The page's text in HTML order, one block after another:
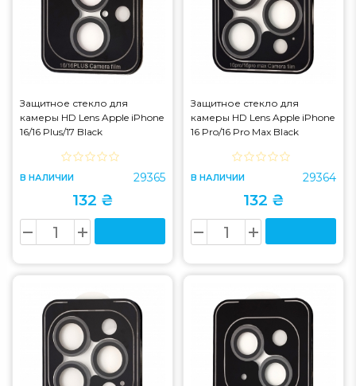
Защитное стекло для
камеры HD Lens Apple iPhone
16/16 Plus/17 Black
В НАЛИЧИИ 29365
132 ₴
Защитное стекло для
камеры HD Lens Apple iPhone
16 Pro/16 Pro Max Black
В НАЛИЧИИ 29364
132 ₴